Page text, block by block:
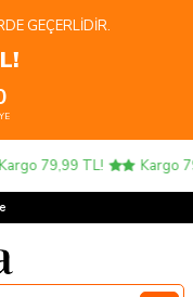
GEÇERLIDIR.
79,99 TL! Kargo